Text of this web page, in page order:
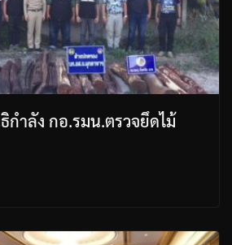
กำลัง กอ.รมน.ตรวจยึดไม้